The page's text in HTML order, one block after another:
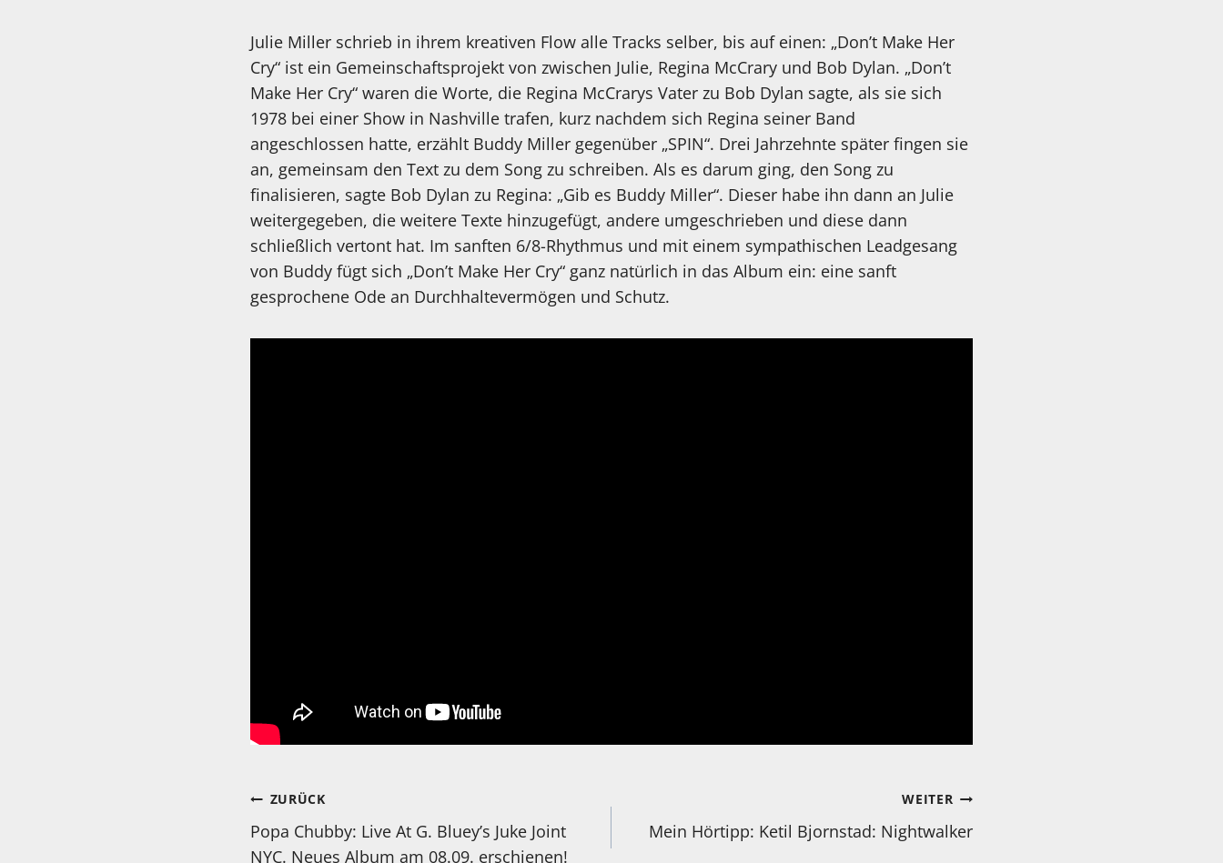
Julie Miller schrieb in ihrem kreativen Flow alle Tracks selber, bis auf einen: „Don’t Make Her
Cry“ ist ein Gemeinschaftsprojekt von zwischen Julie, Regina McCrary und Bob Dylan. „Don’t
Make Her Cry“ waren die Worte, die Regina McCrarys Vater zu Bob Dylan sagte, als sie sich
1978 bei einer Show in Nashville trafen, kurz nachdem sich Regina seiner Band
angeschlossen hatte, erzählt Buddy Miller gegenüber „SPIN“. Drei Jahrzehnte später fingen sie
an, gemeinsam den Text zu dem Song zu schreiben. Als es darum ging, den Song zu
finalisieren, sagte Bob Dylan zu Regina: „Gib es Buddy Miller“. Dieser habe ihn dann an Julie
weitergegeben, die weitere Texte hinzugefügt, andere umgeschrieben und diese dann
schließlich vertont hat. Im sanften 6/8-Rhythmus und mit einem sympathischen Leadgesang
von Buddy fügt sich „Don’t Make Her Cry“ ganz natürlich in das Album ein: eine sanft
gesprochene Ode an Durchhaltevermögen und Schutz.
Beitragsnavigation
ZURÜCK
Popa Chubby: Live At G. Bluey’s Juke Joint
NYC. Neues Album am 08.09. erschienen!
WEITER
Mein Hörtipp: Ketil Bjornstad: Nightwalker